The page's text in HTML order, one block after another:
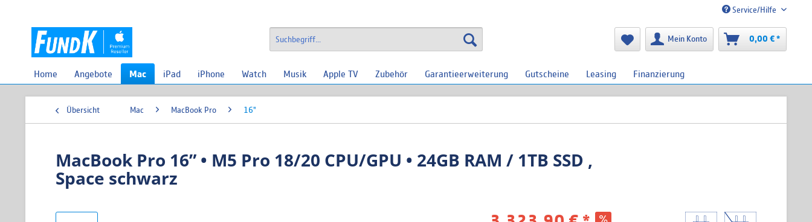
Service/Hilfe
Mein Konto 0,00 € *
Home Angebote Mac iPad iPhone Watch Musik Apple TV Zubehör Garantieerweiterung Gutscheine Leasing Finanzierung
Übersicht Mac MacBook Pro 16"
MacBook Pro 16” • M5 Pro 18/20 CPU/GPU • 24GB RAM / 1TB SSD ,
Space schwarz